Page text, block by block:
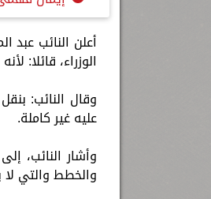
أعلن النائب
الوزراء، قائلا:
وقال النائب:
عليه غير كاملة.
وأشار النائب،
والخطط والتي لا